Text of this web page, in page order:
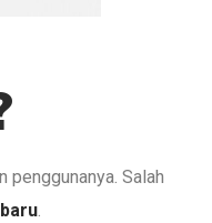
Salah
.